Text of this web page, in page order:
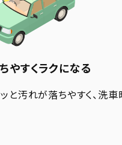
やすくラクになる
と汚れが落ちやすく、洗